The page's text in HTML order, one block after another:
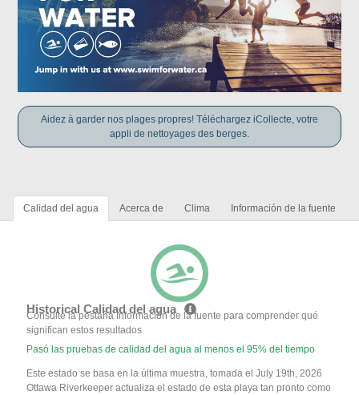
Aidez à garder nos plages propres! Téléchargez iCollecte, votre
appli de nettoyages des berges.
Calidad del agua Acerca de Clima Información de la fuente
Historical Calidad del agua
Consulte la pestaña Información de la fuente para comprender qué
significan estos resultados
Pasó las pruebas de calidad del agua al menos el 95% del tiempo
Este estado se basa en la última muestra, tomada el July 19th, 2026
Ottawa Riverkeeper actualiza el estado de esta playa tan pronto como